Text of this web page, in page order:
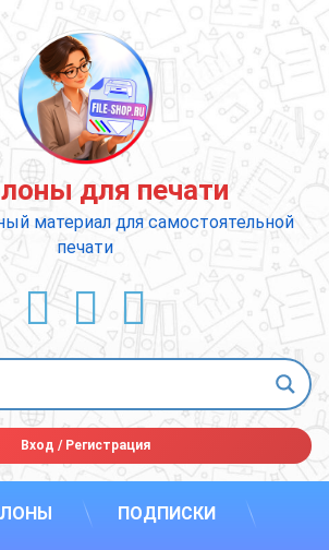
для печати
материал для самостоятельной
печати
ВКонтакте
YouTube
E-mail
Вход /Регистрация
ПОДПИСКИ